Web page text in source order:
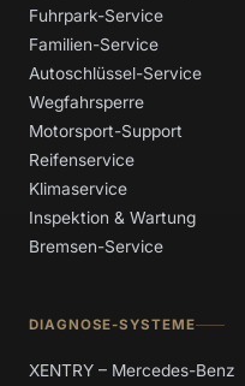
Fuhrpark-Service
Familien-Service
Autoschlüssel-Service
Wegfahrsperre
Motorsport-Support
Reifenservice
Klimaservice
Inspektion & Wartung
Bremsen-Service
DIAGNOSE-SYSTEME
XENTRY – Mercedes-Benz